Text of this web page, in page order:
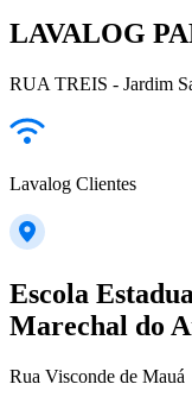
LAVALOG
RUA TREIS - Jardim
Lavalog Clientes
Escola
Marechal do
Rua Visconde de Mauá